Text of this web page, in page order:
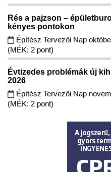
Rés a pajzson –
kényes pontokon
Építész Tervezői Nap
(MÉK: 2 pont)
Évtizedes problémák új
2026
Építész Tervezői Nap
(MÉK: 2 pont)